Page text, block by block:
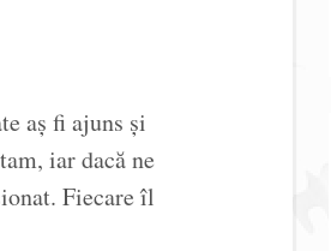
aș fi ajuns și
iar dacă ne
Fiecare îl